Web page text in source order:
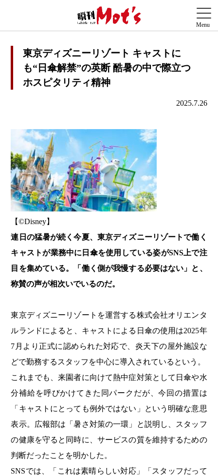
東京ディズニーリゾート キャストに
も“日傘解禁”の英断 酷暑の中で際立つ
ホスピタリティ精神
2025.7.26
【©Disney】
連日の猛暑が続く今夏、東京ディズニーリゾートで働く
キャストが業務中に日傘を使用している姿がSNS上で注
目を集めている。
「働く側が我慢する必要はない」と、
称賛の声が相次いでいるのだ。
東京ディズニーリゾートを運営する株式会社オリエンタ
ルランドによると、キャストによる日傘の使用は2025年
7月より正式に認められた対応で、炎天下の屋外施設な
どで勤務するスタッフを中心に導入されているという。
これまでも、来園者に向けて熱中症対策として日傘や水
分補給を呼びかけてきた同パークだが、今回の措置は
「キャストにとっても例外ではない」という明確な意思
表示。広報部は「暑さ対策の一環」と説明し、スタッフ
の健康を守ると同時に、サービスの質を維持するための
判断だったことを明かした。
SNSでは、「これは素晴らしい対応」「スタッフだって